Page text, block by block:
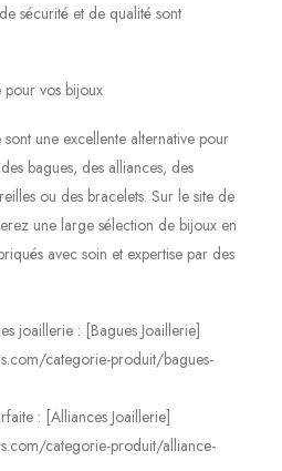
sécurité et de qualité sont
pour vos bijoux
une excellente alternative pour
bagues, des alliances, des
ou des bracelets. Sur le site de
une large sélection de bijoux en
avec soin et expertise par des
joaillerie : [Bagues Joaillerie]
categorie-produit/bagues-
: [Alliances Joaillerie]
categorie-produit/alliance-